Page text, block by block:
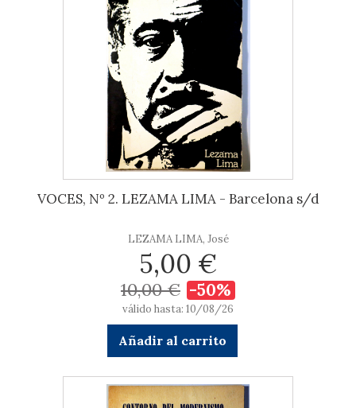
VOCES, Nº 2. LEZAMA LIMA - Barcelona s/d
LEZAMA LIMA, José
5,00 €
10,00 € -50%
válido hasta: 10/08/26
Añadir al carrito